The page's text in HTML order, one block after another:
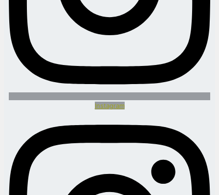
Instagram